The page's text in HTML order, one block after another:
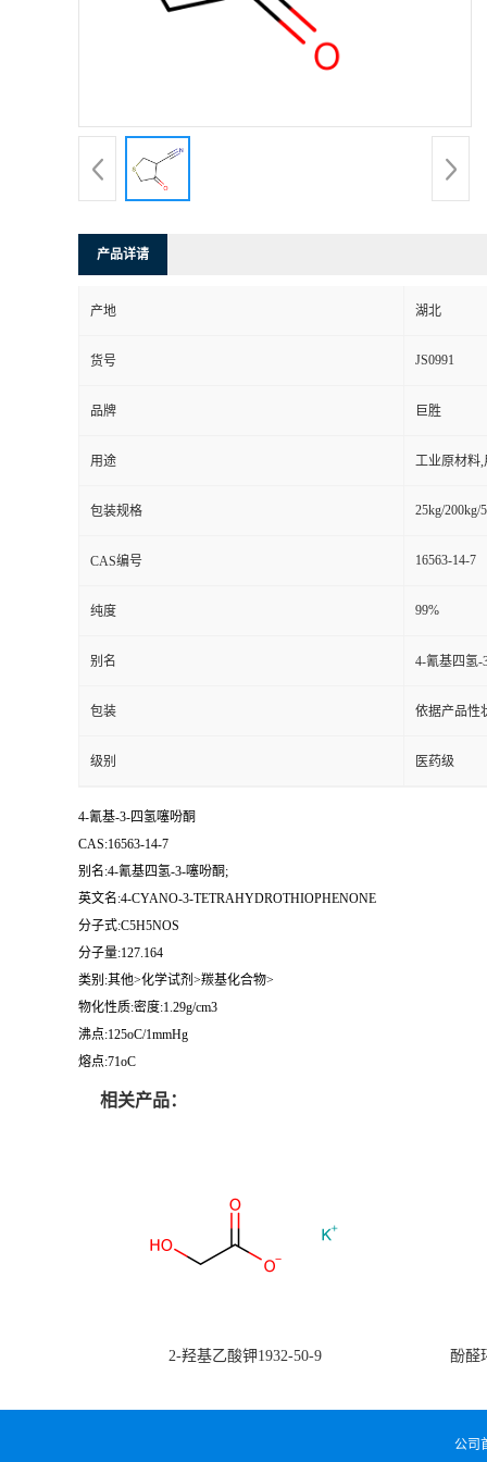
产品详请
产地 湖北
货号 JS0991
品牌 巨胜
用途 工业原材料
包装规格 25kg/200kg/
CAS编号 16563-14-7
纯度 99%
别名 4-氰基四氢-
包装 依据产品性
级别 医药级
4-氰基-3-四氢噻吩酮
CAS:16563-14-7
别名:4-氰基四氢-3-噻吩酮;
英文名:4-CYANO-3-TETRAHYDROTHIOPHENONE
分子式:C5H5NOS
分子量:127.164
类别:其他>化学试剂>羰基化合物>
物化性质:密度:1.29g/cm3
沸点:125oC/1mmHg
熔点:71oC
相关产品：
2-羟基乙酸钾1932-50-9 酚醛
公司